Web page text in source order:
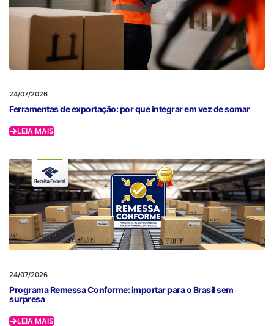
24/07/2026
Ferramentas de exportação: por que integrar em vez de somar
LEIA MAIS
24/07/2026
Programa Remessa Conforme: importar para o Brasil sem
surpresa
LEIA MAIS